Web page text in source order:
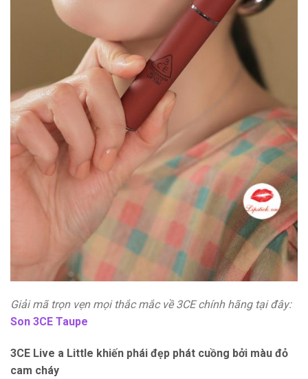
Giải mã trọn vẹn mọi thắc mắc về 3CE chính hãng tại đây:
Son 3CE Taupe
3CE Live a Little khiến phái đẹp phát cuồng bởi màu đỏ
cam cháy